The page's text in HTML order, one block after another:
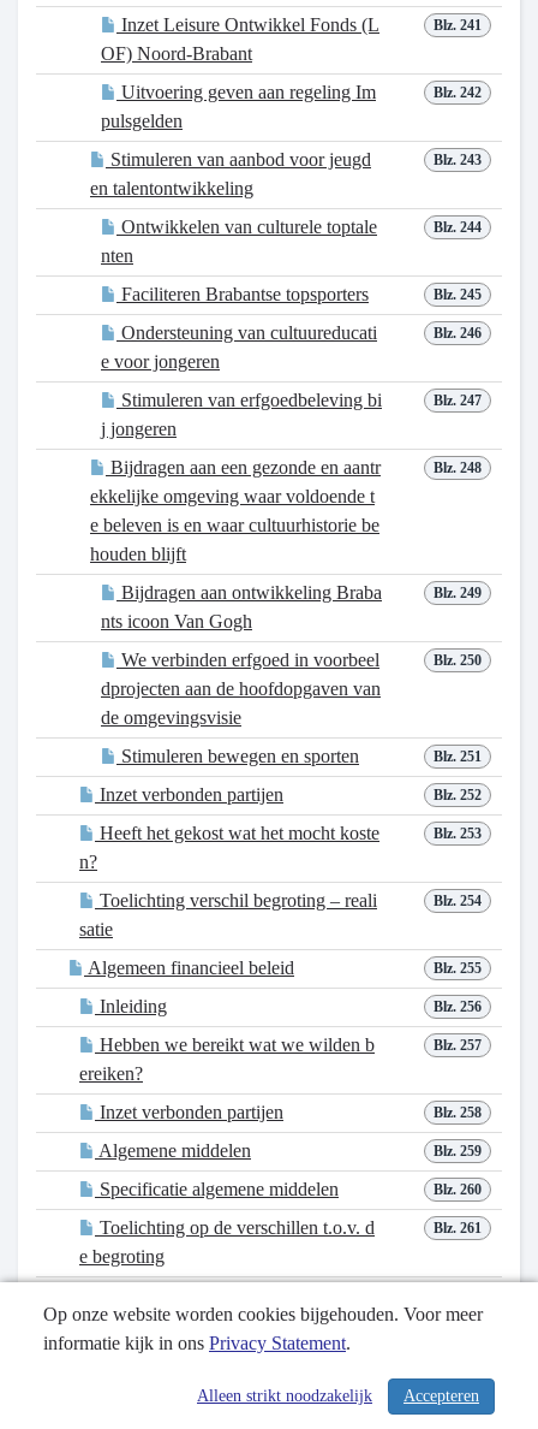
Blz. 241
Inzet Leisure Ontwikkel Fonds (L
OF) Noord-Brabant
Blz. 242
Uitvoering geven aan regeling Im
pulsgelden
Blz. 243
Stimuleren van aanbod voor jeugd
en talentontwikkeling
Blz. 244
Ontwikkelen van culturele toptale
nten
Blz. 245
Faciliteren Brabantse topsporters
Blz. 246
Ondersteuning van cultuureducati
e voor jongeren
Blz. 247
Stimuleren van erfgoedbeleving bi
j jongeren
Blz. 248
Bijdragen aan een gezonde en aantr
ekkelijke omgeving waar voldoende t
e beleven is en waar cultuurhistorie be
houden blijft
Blz. 249
Bijdragen aan ontwikkeling Braba
nts icoon Van Gogh
Blz. 250
We verbinden erfgoed in voorbeel
dprojecten aan de hoofdopgaven van
de omgevingsvisie
Blz. 251
Stimuleren bewegen en sporten
Blz. 252
Inzet verbonden partijen
Blz. 253
Heeft het gekost wat het mocht koste
n?
Blz. 254
Toelichting verschil begroting – reali
satie
Blz. 255
Algemeen financieel beleid
Blz. 256
Inleiding
Blz. 257
Hebben we bereikt wat we wilden b
ereiken?
Blz. 258
Inzet verbonden partijen
Blz. 259
Algemene middelen
Blz. 260
Specificatie algemene middelen
Blz. 261
Toelichting op de verschillen t.o.v. d
e begroting
Bedrijfsvoering
Blz. 265
Wat willen we bereiken?
Op onze website worden cookies bijgehouden. Voor meer
informatie kijk in ons Privacy Statement.
Accepteren
Alleen strikt noodzakelijk